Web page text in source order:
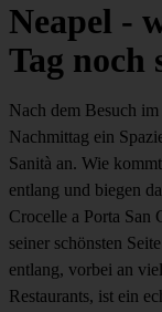
Neapel -
Tag noch
Nach dem Besuch
Nachmittag ein
Sanità an. Wie
entlang und biegen
Crocelle a Porta San
seiner schönsten
entlang, vorbei an
Restaurants, ist ein